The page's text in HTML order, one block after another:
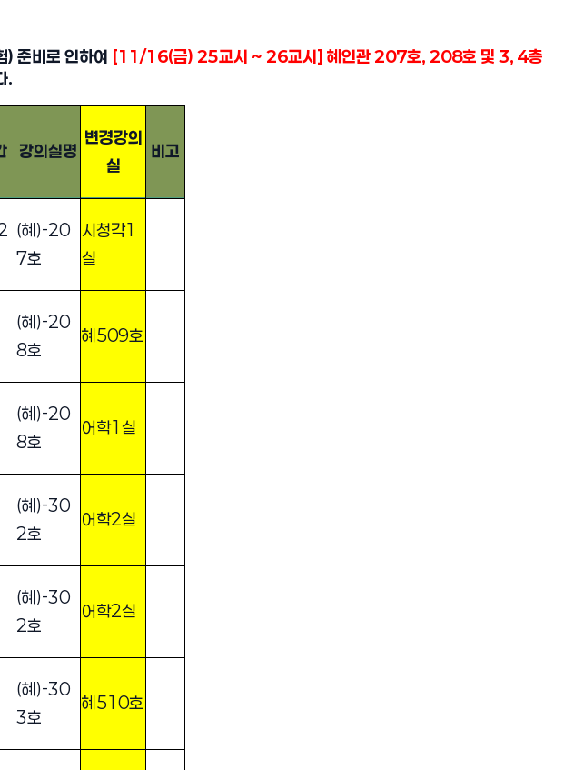
준비로 인하여 [11/16(금) 25교시 ~ 26교시] 혜인관 207호, 208호 및 3, 4층
.
강의실명
변경강의
실
비고
(혜)-20
7호
시청각1
실
(혜)-20
8호
혜509호
(혜)-20
8호
어학1실
(혜)-30
2호
어학2실
(혜)-30
2호
어학2실
(혜)-30
3호
혜510호